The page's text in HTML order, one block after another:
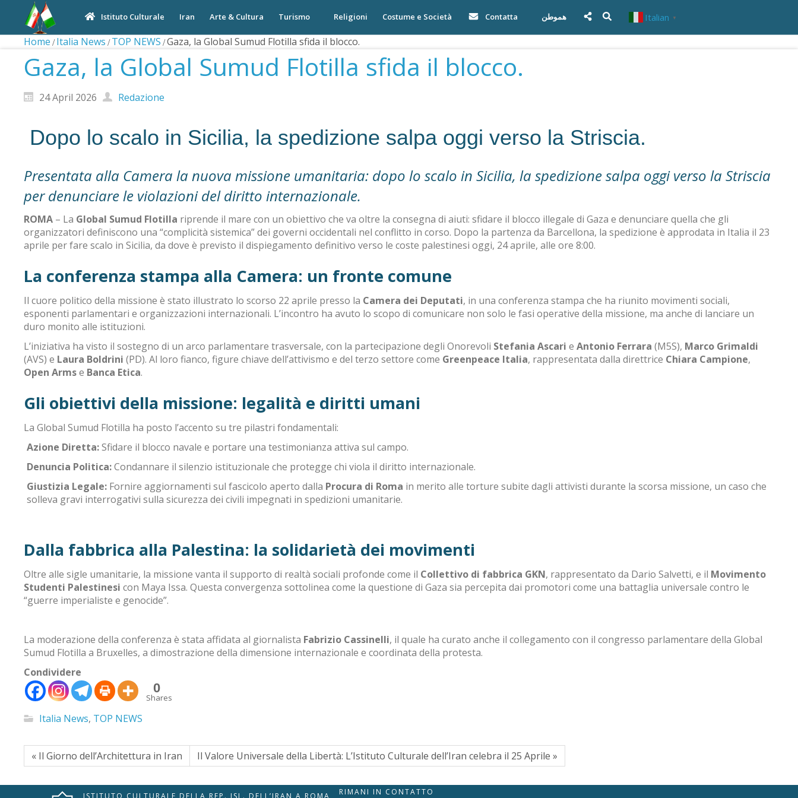
Istituto Culturale Iran Arte & Cultura Turismo Religioni Costume e Società Contatta هموطن Italian ▼
Home Italia News TOP NEWS Gaza, la Global Sumud Flotilla sfida il blocco.
Gaza, la Global Sumud Flotilla sfida il blocco.
24 April 2026 Redazione
Dopo lo scalo in Sicilia, la spedizione salpa oggi verso la Striscia.
Presentata alla Camera la nuova missione umanitaria: dopo lo scalo in Sicilia, la spedizione salpa oggi verso la Striscia
per denunciare le violazioni del diritto internazionale.
ROMA – La Global Sumud Flotilla riprende il mare con un obiettivo che va oltre la consegna di aiuti: sfidare il blocco illegale di Gaza e denunciare quella che gli
organizzatori definiscono una “complicità sistemica” dei governi occidentali nel conflitto in corso. Dopo la partenza da Barcellona, la spedizione è approdata in Italia il 23
aprile per fare scalo in Sicilia, da dove è previsto il dispiegamento definitivo verso le coste palestinesi oggi, 24 aprile, alle ore 8:00.
La conferenza stampa alla Camera: un fronte comune
Il cuore politico della missione è stato illustrato lo scorso 22 aprile presso la Camera dei Deputati, in una conferenza stampa che ha riunito movimenti sociali,
esponenti parlamentari e organizzazioni internazionali. L’incontro ha avuto lo scopo di comunicare non solo le fasi operative della missione, ma anche di lanciare un
duro monito alle istituzioni.
L’iniziativa ha visto il sostegno di un arco parlamentare trasversale, con la partecipazione degli Onorevoli Stefania Ascari e Antonio Ferrara (M5S), Marco Grimaldi
(AVS) e Laura Boldrini (PD). Al loro fianco, figure chiave dell’attivismo e del terzo settore come Greenpeace Italia, rappresentata dalla direttrice Chiara Campione,
Open Armse Banca Etica.
Gli obiettivi della missione: legalità e diritti umani
La Global Sumud Flotilla ha posto l’accento su tre pilastri fondamentali:
Azione Diretta:Sfidare il blocco navale e portare una testimonianza attiva sul campo.
Denuncia Politica:Condannare il silenzio istituzionale che protegge chi viola il diritto internazionale.
Giustizia Legale: Fornire aggiornamenti sul fascicolo aperto dalla Procura di Roma in merito alle torture subite dagli attivisti durante la scorsa missione, un caso che
solleva gravi interrogativi sulla sicurezza dei civili impegnati in spedizioni umanitarie.
Dalla fabbrica alla Palestina: la solidarietà dei movimenti
Oltre alle sigle umanitarie, la missione vanta il supporto di realtà sociali profonde come il Collettivo di fabbrica GKN, rappresentato da Dario Salvetti, e il Movimento
Studenti Palestinesi con Maya Issa. Questa convergenza sottolinea come la questione di Gaza sia percepita dai promotori come una battaglia universale contro le
“guerre imperialiste e genocide”.
La moderazione della conferenza è stata affidata al giornalista Fabrizio Cassinelli, il quale ha curato anche il collegamento con il congresso parlamentare della Global
Sumud Flotilla a Bruxelles, a dimostrazione della dimensione internazionale e coordinata della protesta.
Condividere
0
Shares
Italia News, TOP NEWS
« Il Giorno dell’Architettura in Iran Il Valore Universale della Libertà: L’Istituto Culturale dell’Iran celebra il 25 Aprile »
ISTITUTO CULTURALE DELLA REP. ISL. DELL’IRAN A ROMA RIMANI IN CONTATTO
RIPRISTINA 🇮🇹
-A Attuale: 100% +A
Alto Contrasto
Disattiva
Modalità
Lettura